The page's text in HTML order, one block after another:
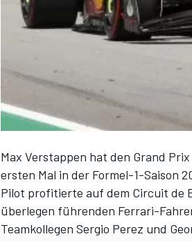
Max Verstappen hat den Grand
ersten Mal in der Formel-1-Saison
Pilot profitierte auf dem Circuit de
überlegen führenden Ferrari-
Teamkollegen Sergio Perez und